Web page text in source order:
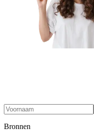
Bronnen